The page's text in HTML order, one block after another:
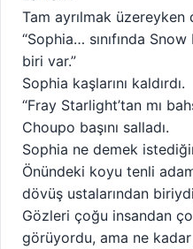
Tam ayrılmak
“Sophia… sınıfında
biri var.”
Sophia kaşlarını kaldırdı.
“Fray Starlight’tan mı
Choupo başını salladı.
Sophia ne demek
Önündeki koyu tenli
dövüş ustalarından
Gözleri çoğu insandan
görüyordu, ama ne